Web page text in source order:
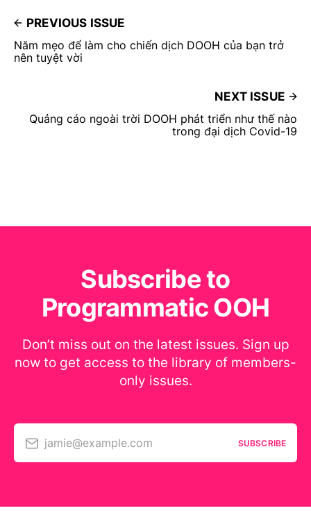
PREVIOUS ISSUE
Năm mẹo để làm cho chiến dịch DOOH của bạn trở
nên tuyệt vời
NEXT ISSUE
Quảng cáo ngoài trời DOOH phát triển như thế nào
trong đại dịch Covid-19
Subscribe to
Programmatic OOH
Don’t miss out on the latest issues. Sign up
now to get access to the library of members-
only issues.
jamie@example.com SUBSCRIBE